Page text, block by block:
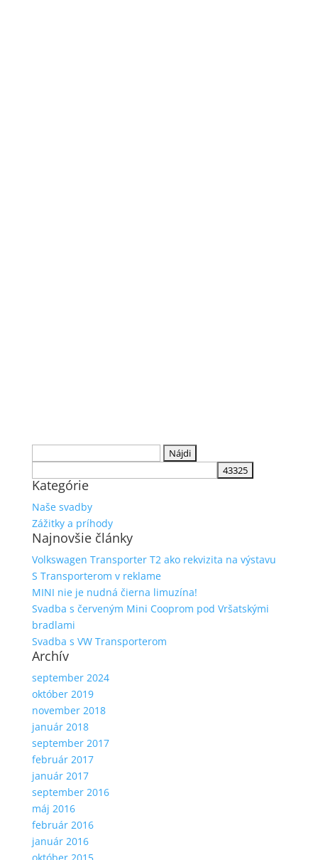
Kategórie
Naše svadby
Zážitky a príhody
Najnovšie články
Volkswagen Transporter T2 ako rekvizita na výstavu
S Transporterom v reklame
MINI nie je nudná čierna limuzína!
Svadba s červeným Mini Cooprom pod Vršatskými
bradlami
Svadba s VW Transporterom
Archív
september 2024
október 2019
november 2018
január 2018
september 2017
február 2017
január 2017
september 2016
máj 2016
február 2016
január 2016